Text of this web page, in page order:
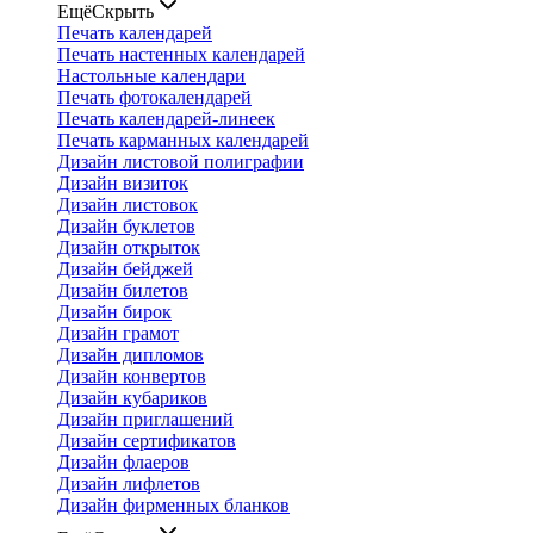
ЕщёСкрыть
Печать календарей
Печать настенных календарей
Настольные календари
Печать фотокалендарей
Печать календарей-линеек
Печать карманных календарей
Дизайн листовой полиграфии
Дизайн визиток
Дизайн листовок
Дизайн буклетов
Дизайн открыток
Дизайн бейджей
Дизайн билетов
Дизайн бирок
Дизайн грамот
Дизайн дипломов
Дизайн конвертов
Дизайн кубариков
Дизайн приглашений
Дизайн сертификатов
Дизайн флаеров
Дизайн лифлетов
Дизайн фирменных бланков